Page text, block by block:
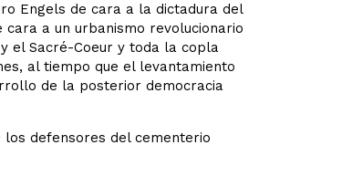
Engels de cara a la dictadura del
a un urbanismo revolucionario
el Sacré-Coeur y toda la copla
al tiempo que el levantamiento
de la posterior democracia
defensores del cementerio